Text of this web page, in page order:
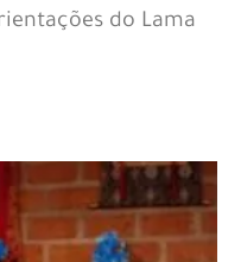
do Lama